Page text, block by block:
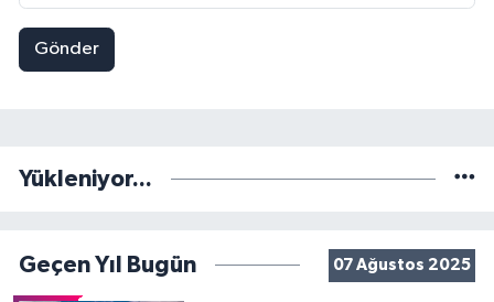
Gönder
Yükleniyor...
Geçen Yıl Bugün 07 Ağustos 2025